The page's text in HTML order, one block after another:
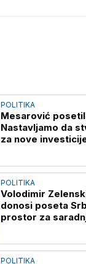
POLITIKA
Mesarović
Nastavljamo da
za nove
POLITIKA
Volodimir
donosi poseta
prostor za
POLITIKA